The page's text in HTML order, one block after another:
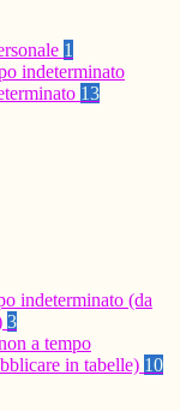
1
indeterminato
13
indeterminato (da
3
a tempo
in tabelle) 10